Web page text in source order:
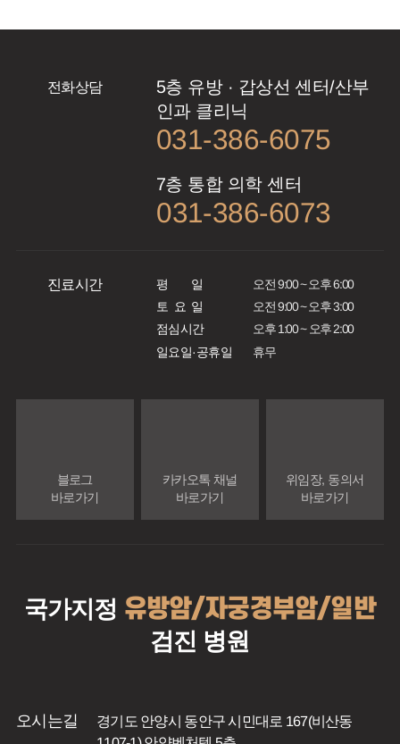
전화상담 5층 유방 · 갑상선 센터/산부
인과 클리닉
031-386-6075
7층 통합 의학 센터
031-386-6073
진료시간 평 일 오전 9:00 ~ 오후 6:00
토 요 일 오전 9:00 ~ 오후 3:00
점심시간 오후 1:00 ~ 오후 2:00
일요일·공휴일 휴무
블로그
바로가기
카카오톡 채널
바로가기
위임장, 동의서
바로가기
국가지정 유방암/자궁경부암/일반
검진 병원
오시는길 경기도 안양시 동안구 시민대로 167(비산동